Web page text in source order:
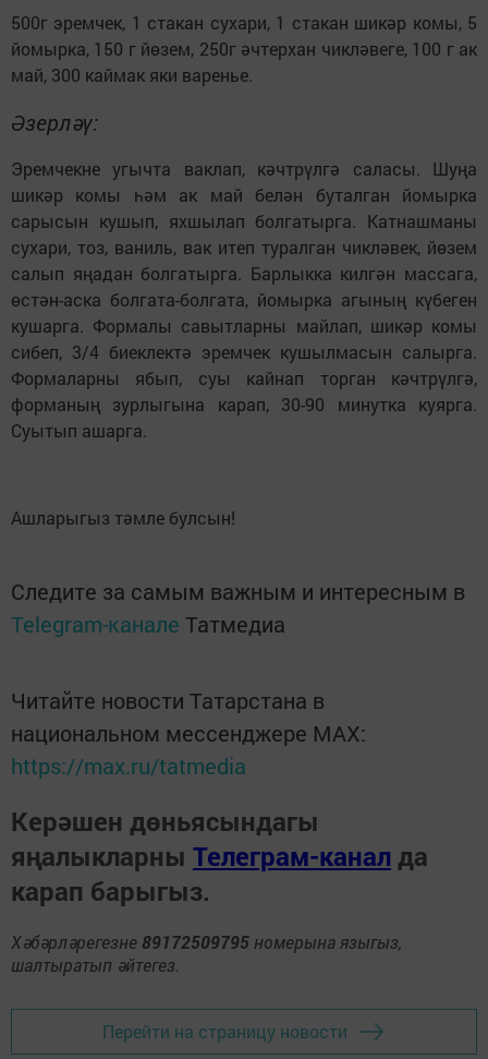
500г эремчек, 1 стакан сухари, 1 стакан шикәр комы, 5
йомырка, 150 г йөзем, 250г әчтерхан чикләвеге, 100 г ак
май, 300 каймак яки варенье.
Әзерләү:
Эремчекне угычта ваклап, кәчтрүлгә саласы. Шуңа
шикәр комы һәм ак май белән буталган йомырка
сарысын кушып, яхшылап болгатырга. Катнашманы
сухари, тоз, ваниль, вак итеп туралган чикләвек, йөзем
салып яңадан болгатырга. Барлыкка килгән массага,
өстән-аска болгата-болгата, йомырка агының күбеген
кушарга. Формалы савытларны майлап, шикәр комы
сибеп, 3/4 биеклектә эремчек кушылмасын салырга.
Формаларны ябып, суы кайнап торган кәчтрүлгә,
форманың зурлыгына карап, 30-90 минутка куярга.
Суытып ашарга.
Ашларыгыз тәмле булсын!
Следите за самым важным и интересным в
Telegram-канале Татмедиа
Читайте новости Татарстана в
национальном мессенджере MАХ:
https://max.ru/tatmedia
Керәшен дөньясындагы
яңалыкларны Телеграм-канал да
карап барыгыз.
Хәбәрләрегезне 89172509795 номерына языгыз,
шалтыратып әйтегез.
Перейти на страницу новости